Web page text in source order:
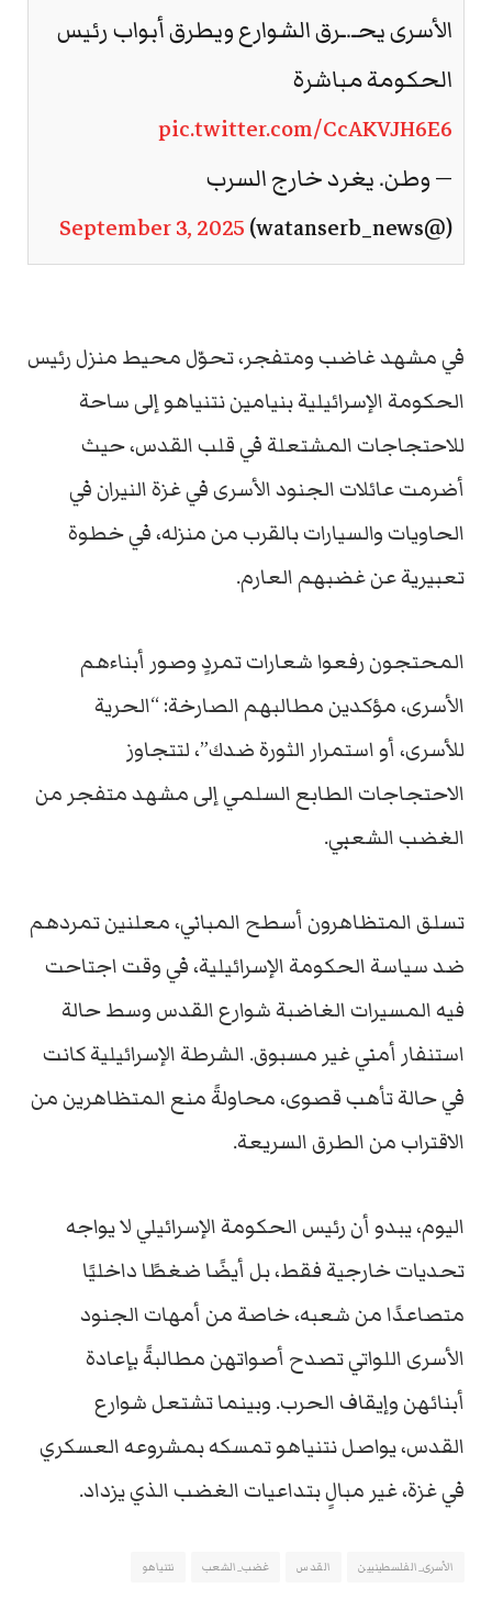
الأسرى يحـ.ـرق الشوارع ويطرق أبواب رئيس
الحكومة مباشرة
pic.twitter.com/CcAKVJH6E6
— وطن. يغرد خارج السرب
(@watanserb_news)
September 3, 2025
في مشهد غاضب ومتفجر، تحوّل محيط منزل رئيس
الحكومة الإسرائيلية بنيامين نتنياهو إلى ساحة
للاحتجاجات المشتعلة في قلب القدس، حيث
أضرمت عائلات الجنود الأسرى في غزة النيران في
الحاويات والسيارات بالقرب من منزله، في خطوة
تعبيرية عن غضبهم العارم.
المحتجون رفعوا شعارات تمردٍ وصور أبناءهم
الأسرى، مؤكدين مطالبهم الصارخة: “الحرية
للأسرى، أو استمرار الثورة ضدك”، لتتجاوز
الاحتجاجات الطابع السلمي إلى مشهد متفجر من
الغضب الشعبي.
تسلق المتظاهرون أسطح المباني، معلنين تمردهم
ضد سياسة الحكومة الإسرائيلية، في وقت اجتاحت
فيه المسيرات الغاضبة شوارع القدس وسط حالة
استنفار أمني غير مسبوق. الشرطة الإسرائيلية كانت
في حالة تأهب قصوى، محاولةً منع المتظاهرين من
الاقتراب من الطرق السريعة.
اليوم، يبدو أن رئيس الحكومة الإسرائيلي لا يواجه
تحديات خارجية فقط، بل أيضًا ضغطًا داخليًا
متصاعدًا من شعبه، خاصة من أمهات الجنود
الأسرى اللواتي تصدح أصواتهن مطالبةً بإعادة
أبنائهن وإيقاف الحرب. وبينما تشتعل شوارع
القدس، يواصل نتنياهو تمسكه بمشروعه العسكري
في غزة، غير مبالٍ بتداعيات الغضب الذي يزداد.
الأسرى_الفلسطينيين القدس غضب_الشعب نتنياهو